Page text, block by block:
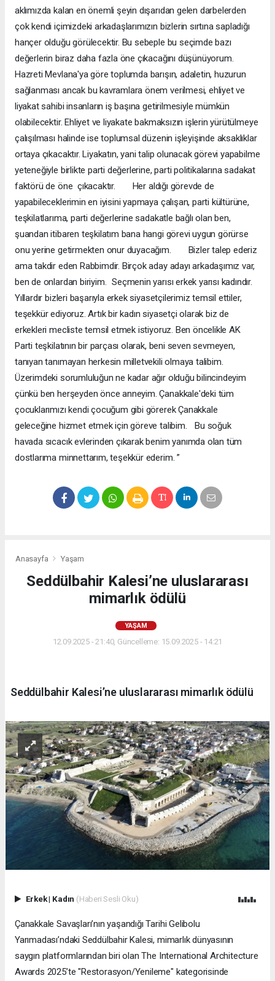
aklımızda kalan en önemli şeyin dışarıdan gelen darbelerden
çok kendi içimizdeki arkadaşlarımızın bizlerin sırtına sapladığı
hançer olduğu görülecektir. Bu sebeple bu seçimde bazı
değerlerin biraz daha fazla öne çıkacağını düşünüyorum.
Hazreti Mevlana'ya göre toplumda barışın, adaletin, huzurun
sağlanması ancak bu kavramlara önem verilmesi, ehliyet ve
liyakat sahibi insanların iş başına getirilmesiyle mümkün
olabilecektir. Ehliyet ve liyakate bakmaksızın işlerin yürütülmeye
çalışılması halinde ise toplumsal düzenin işleyişinde aksaklıklar
ortaya çıkacaktır. Liyakatın, yani talip olunacak görevi yapabilme
yeteneğiyle birlikte parti değerlerine, parti politikalarına sadakat
faktörü de öne çıkacaktır. Her aldığı görevde de
yapabileceklerimin en iyisini yapmaya çalışan, parti kültürüne,
teşkilatlarıma, parti değerlerine sadakatle bağlı olan ben,
şuandan itibaren teşkilatım bana hangi görevi uygun görürse
onu yerine getirmekten onur duyacağım. Bizler talep ederiz
ama takdir eden Rabbimdir. Birçok aday adayı arkadaşımız var,
ben de onlardan biriyim. Seçmenin yarısı erkek yarısı kadındır.
Yıllardır bizleri başarıyla erkek siyasetçilerimiz temsil ettiler,
teşekkür ediyoruz. Artık bir kadın siyasetçi olarak biz de
erkekleri mecliste temsil etmek istiyoruz. Ben öncelikle AK
Parti teşkilatının bir parçası olarak, beni seven sevmeyen,
tanıyan tanımayan herkesin milletvekili olmaya talibim.
Üzerimdeki sorumluluğun ne kadar ağır olduğu bilincindeyim
çünkü ben herşeyden önce anneyim. Çanakkale'deki tüm
çocuklarımızı kendi çocuğum gibi görerek Çanakkale
geleceğine hizmet etmek için göreve talibim. Bu soğuk
havada sıcacık evlerinden çıkarak benim yanımda olan tüm
dostlarıma minnettarım, teşekkür ederim. ”
Anasayfa Yaşam
Seddülbahir Kalesi’ne uluslararası
mimarlık ödülü
YAŞAM
12.09.2025 - 21:40, Güncelleme: 15.09.2025 - 14:21
Seddülbahir Kalesi’ne uluslararası mimarlık ödülü
Erkek| Kadın (Haberi Sesli Oku)
Çanakkale Savaşları’nın yaşandığı Tarihi Gelibolu
Yarımadası’ndaki Seddülbahir Kalesi, mimarlık dünyasının
saygın platformlarından biri olan The International Architecture
Awards 2025’te "Restorasyon/Yenileme" kategorisinde